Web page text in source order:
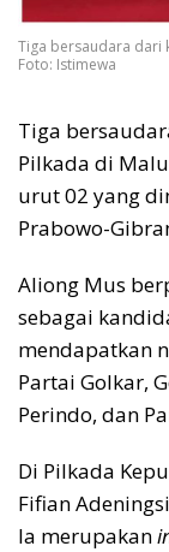
Tiga bersaudara dari
Foto: Istimewa
Tiga
Pilkada di
urut 02 yang
Prabowo-
Aliong Mus
sebagai
mendapatkan
Partai Golkar,
Perindo, dan
Di Pilkada
Fifian
Ia merupakan